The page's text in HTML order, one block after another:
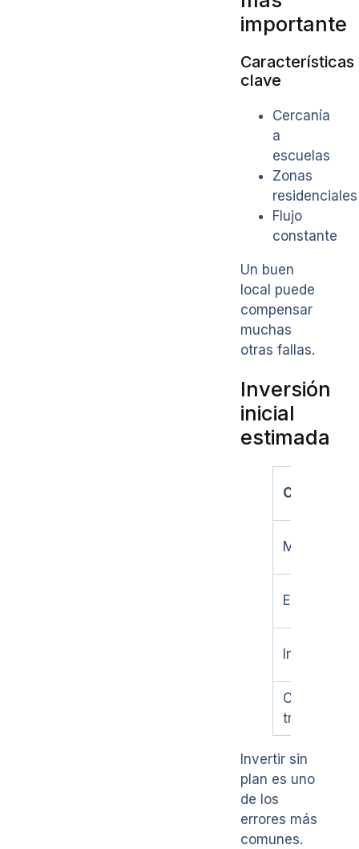
importante
Características
clave
Cercanía
a
escuelas
Zonas
residenciales
Flujo
constante
Un buen
local puede
compensar
muchas
otras fallas.
Inversión
inicial
estimada
Concepto
Mobiliario
Equipo
Inventario
Capital de
trabajo
Invertir sin
plan es uno
de los
errores más
comunes.